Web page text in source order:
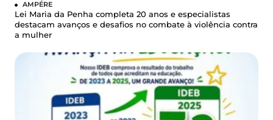
AMPÉRE
Lei Maria da Penha completa 20 anos e especialistas
destacam avanços e desafios no combate à violência contra
a mulher